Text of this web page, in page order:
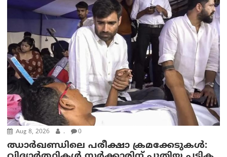
Aug 8, 2026 . 0
ഝാര്‍ഖണ്ഡിലെ പരീക്ഷാ ക്രമക്കേടുകള്‍: